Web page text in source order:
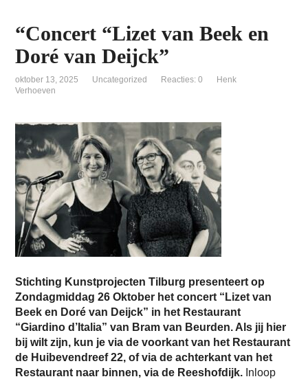
“Concert “Lizet van Beek en
Doré van Deijck”
oktober 13, 2025 Uncategorized Reacties: 0
Henk
Verhoeven
Stichting Kunstprojecten Tilburg presenteert op
Zondagmiddag 26 Oktober het concert “Lizet van
Beek en Doré van Deijck” in het Restaurant
“Giardino d’Italia” van Bram van Beurden. Als jij hier
bij wilt zijn, kun je via de voorkant van het Restaurant
de Huibevendreef 22, of via de achterkant van het
Restaurant naar binnen, via de Reeshofdijk. Inloop